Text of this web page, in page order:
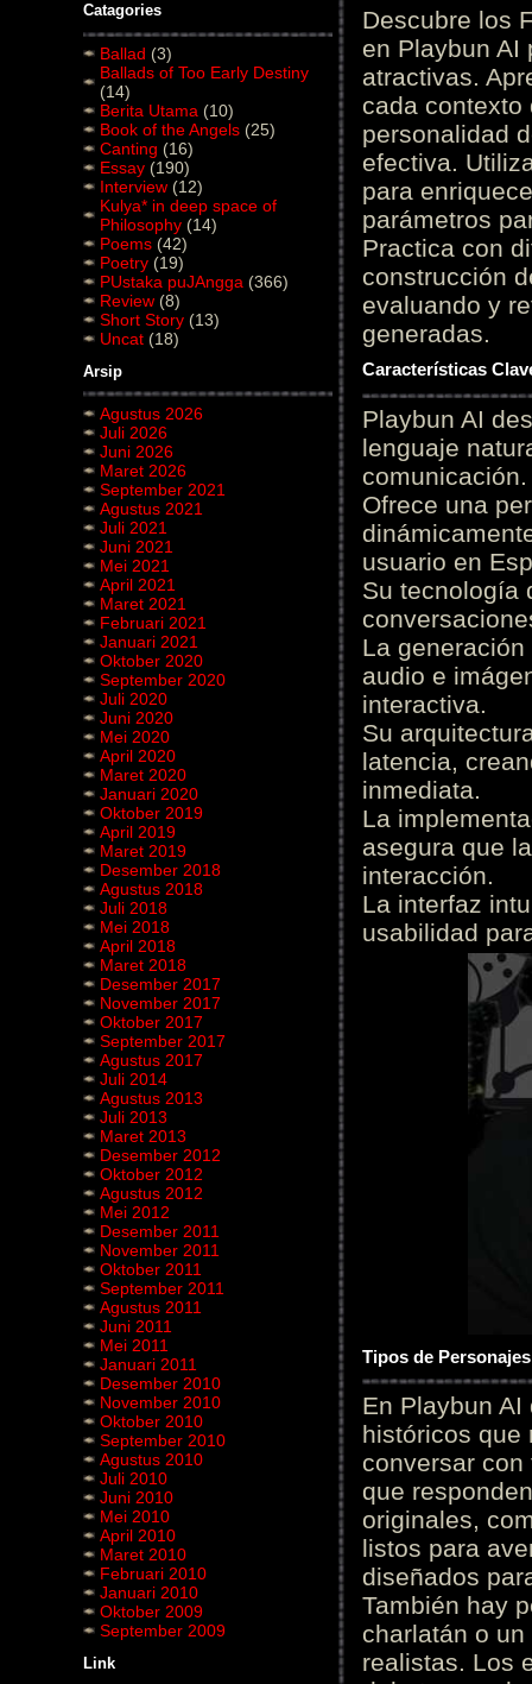
Catagories
Ballad (3)
Ballads of Too Early Destiny
(14)
Berita Utama (10)
Book of the Angels (25)
Canting (16)
Essay (190)
Interview (12)
Kulya* in deep space of
Philosophy (14)
Poems (42)
Poetry (19)
PUstaka puJAngga (366)
Review (8)
Short Story (13)
Uncat (18)
Arsip
Agustus 2026
Juli 2026
Juni 2026
Maret 2026
September 2021
Agustus 2021
Juli 2021
Juni 2021
Mei 2021
April 2021
Maret 2021
Februari 2021
Januari 2021
Oktober 2020
September 2020
Juli 2020
Juni 2020
Mei 2020
April 2020
Maret 2020
Januari 2020
Oktober 2019
April 2019
Maret 2019
Desember 2018
Agustus 2018
Juli 2018
Mei 2018
April 2018
Maret 2018
Desember 2017
November 2017
Oktober 2017
September 2017
Agustus 2017
Juli 2014
Agustus 2013
Juli 2013
Maret 2013
Desember 2012
Oktober 2012
Agustus 2012
Mei 2012
Desember 2011
November 2011
Oktober 2011
September 2011
Agustus 2011
Juni 2011
Mei 2011
Januari 2011
Desember 2010
November 2010
Oktober 2010
September 2010
Agustus 2010
Juli 2010
Juni 2010
Mei 2010
April 2010
Maret 2010
Februari 2010
Januari 2010
Oktober 2009
September 2009
Link
Descubre los
en Playbun AI
atractivas.
cada contexto
personalidad
efectiva.
para
parámetros
Practica con
construcción
evaluando y
generadas.
Características
Playbun AI
lenguaje
comunicación.
Ofrece una
usuario en
Su tecnología
La
audio e
interactiva.
Su
latencia,
inmediata.
La
asegura que
interacción.
La interfaz
usabilidad
Tipos de
En Playbun
históricos que
conversar
que
originales,
listos para
diseñados
También hay
charlatán o
realistas. Los